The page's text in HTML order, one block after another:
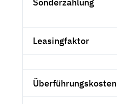
Sonderzahlung
Leasingfaktor
Überführungskosten